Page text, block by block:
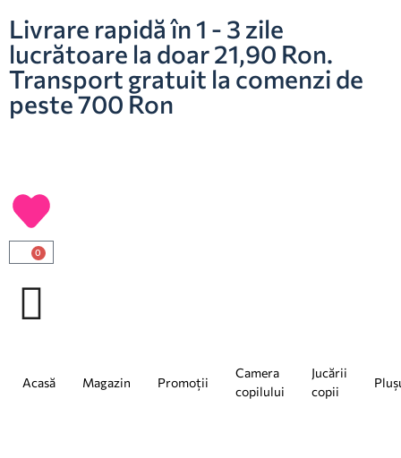
Livrare rapidă în 1 - 3 zile
lucrătoare la doar 21,90 Ron.
Transport gratuit la comenzi de
peste 700 Ron
0
Acasă Magazin Promoții
Camera
copilului
Jucării
copii